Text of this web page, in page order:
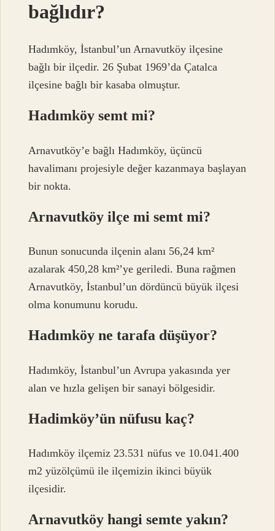
bağlıdır?
Hadımköy, İstanbul’un Arnavutköy ilçesine
bağlı bir ilçedir. 26 Şubat 1969’da Çatalca
ilçesine bağlı bir kasaba olmuştur.
Hadımköy semt mi?
Arnavutköy’e bağlı Hadımköy, üçüncü
havalimanı projesiyle değer kazanmaya başlayan
bir nokta.
Arnavutköy ilçe mi semt mi?
Bunun sonucunda ilçenin alanı 56,24 km²
azalarak 450,28 km²’ye geriledi. Buna rağmen
Arnavutköy, İstanbul’un dördüncü büyük ilçesi
olma konumunu korudu.
Hadımköy ne tarafa düşüyor?
Hadımköy, İstanbul’un Avrupa yakasında yer
alan ve hızla gelişen bir sanayi bölgesidir.
Hadimköy’ün nüfusu kaç?
Hadımköy ilçemiz 23.531 nüfus ve 10.041.400
m2 yüzölçümü ile ilçemizin ikinci büyük
ilçesidir.
Arnavutköy hangi semte yakın?